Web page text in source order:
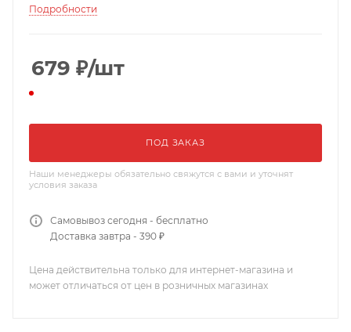
Подробности
679 ₽/шт
ПОД ЗАКАЗ
Наши менеджеры обязательно свяжутся с вами и уточнят
условия заказа
Самовывоз сегодня - бесплатно
Доставка завтра - 390 ₽
Цена действительна только для интернет-магазина и
может отличаться от цен в розничных магазинах